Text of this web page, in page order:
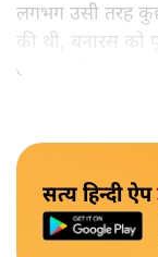
लगभग उसी तरह
की थी, बनारस
आपको ही समझकर
सत्य हिन्दी ऐप